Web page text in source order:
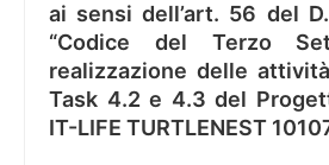
ai sensi dell’art. 56 del
“Codice del Terzo
realizzazione delle
Task 4.2 e 4.3 del
IT-LIFE TURTLENEST